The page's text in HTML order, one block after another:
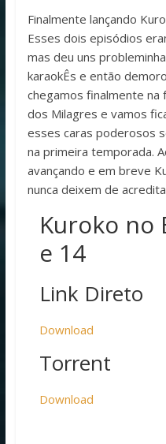
Finalmente lançando
Esses dois episódios
mas deu uns
karaokÊs e então
chegamos finalmente na
dos Milagres e vamos
esses caras poderosos
na primeira temporada.
avançando e em breve
nunca deixem de
Kuroko no
e 14
Link Direto
Download
Torrent
Download